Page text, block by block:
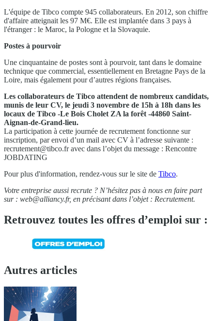
L'équipe de Tibco compte 945 collaborateurs. En 2012, son chiffre
d'affaire atteignait les 97 M€. Elle est implantée dans 3 pays à
l'étranger : le Maroc, la Pologne et la Slovaquie.
Postes à pourvoir
Une cinquantaine de postes sont à pourvoir, tant dans le domaine
technique que commercial, essentiellement en Bretagne Pays de la
Loire, mais également pour d’autres régions françaises.
Les collaborateurs de Tibco attendent de nombreux candidats,
munis de leur CV, le jeudi 3 novembre de 15h à 18h dans les
locaux de Tibco -Le Bois Cholet ZA la forêt -44860 Saint-
Aignan-de-Grand-lieu.
La participation à cette journée de recrutement fonctionne sur
inscription, par envoi d’un mail avec CV à l’adresse suivante :
recrutement@tibco.fravec dans l’objet du message : Rencontre
JOBDATING
Pour plus d'information, rendez-vous sur le site de Tibco.
Votre entreprise aussi recrute ? N’hésitez pas à nous en faire part
sur : web@alliancy.fr, en précisant dans l’objet : Recrutement.
Retrouvez toutes les offres d’emploi sur :
Autres articles